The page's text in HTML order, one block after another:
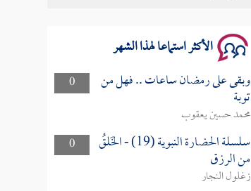
الأكثر استماعا لهذا الشهر
0 وبقى على رمضان ساعات .. فهل من
توبة
محمد حسين يعقوب
0
سلسلة الحضارة النبوية (19) - الخَلقُ
من الرزق
زغلول النجار